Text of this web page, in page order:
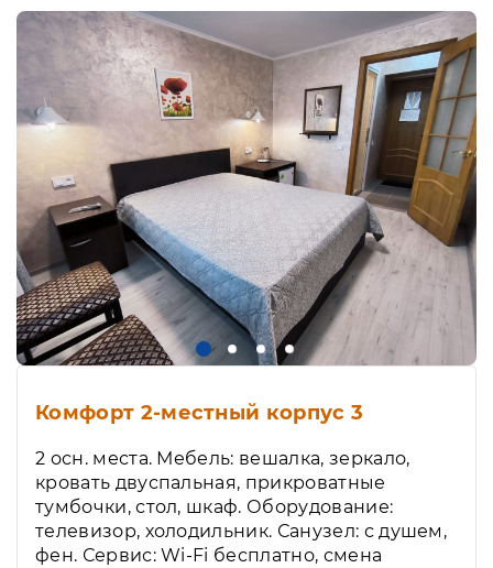
Комфорт 2-местный корпус 3
2 осн. места. Мебель: вешалка, зеркало,
кровать двуспальная, прикроватные
тумбочки, стол, шкаф. Оборудование:
телевизор, холодильник. Санузел: с душем,
фен. Сервис: Wi-Fi бесплатно, смена